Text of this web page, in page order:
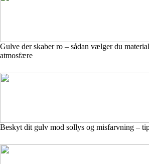
Gulve der skaber ro – sådan vælger du
atmosfære
Beskyt dit gulv mod sollys og misfarvning –